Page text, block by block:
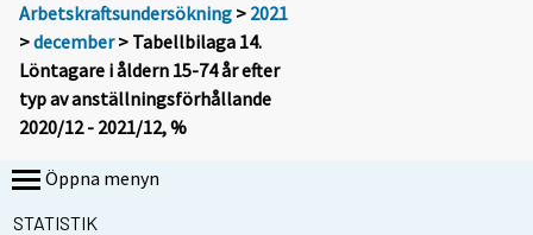
Arbetskraftsundersökning > 2021
>december> Tabellbilaga 14.
Löntagare i åldern 15-74 år efter
typ av anställningsförhållande
2020/12 - 2021/12, %
Öppna menyn
STATISTIK